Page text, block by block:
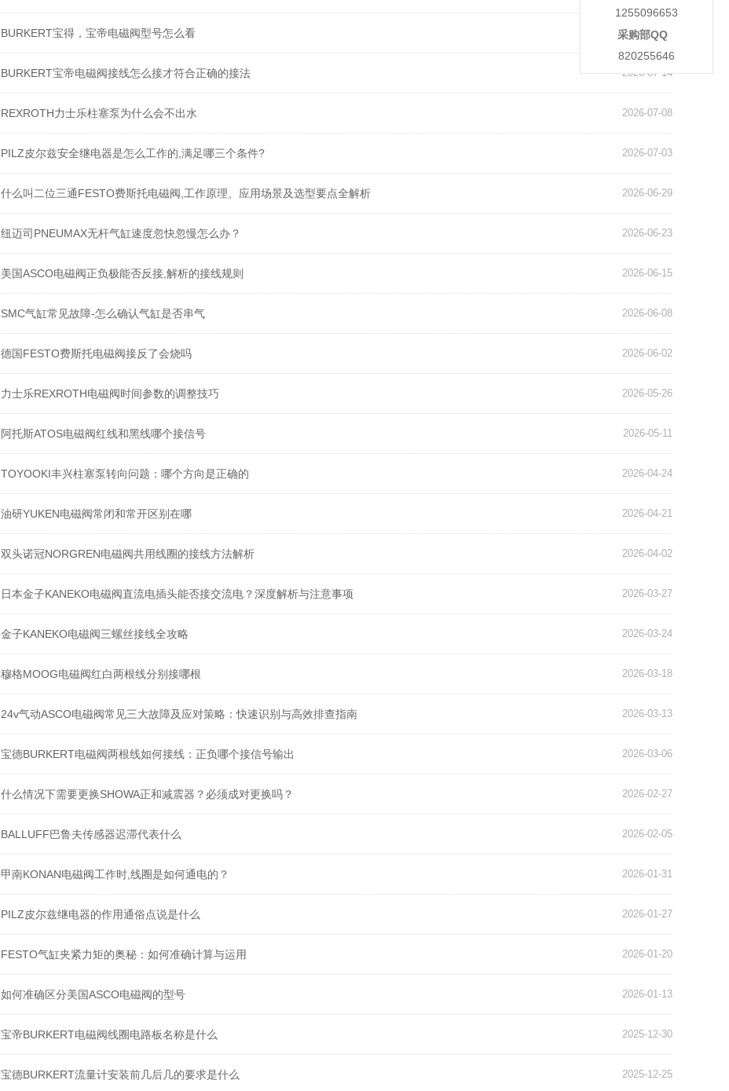
​BURKERT宝得，宝帝电磁阀型号怎么看 2026-07-23
BURKERT宝帝电磁阀接线怎么接才符合正确的接法 2026-07-14
REXROTH力士乐柱塞泵为什么会不出水 2026-07-08
PILZ皮尔兹安全继电器是怎么工作的,满足哪三个条件? 2026-07-03
什么叫二位三通FESTO费斯托电磁阀,工作原理、应用场景及选型要点全解析 2026-06-29
纽迈司PNEUMAX无杆气缸速度忽快忽慢怎么办？ 2026-06-23
美国ASCO电磁阀正负极能否反接,解析的接线规则 2026-06-15
SMC气缸常见故障-怎么确认气缸是否串气 2026-06-08
德国FESTO费斯托电磁阀接反了会烧吗 2026-06-02
力士乐REXROTH电磁阀时间参数的调整技巧 2026-05-26
阿托斯ATOS电磁阀红线和黑线哪个接信号 2026-05-11
TOYOOKI丰兴柱塞泵转向问题：哪个方向是正确的 2026-04-24
油研YUKEN电磁阀常闭和常开区别在哪 2026-04-21
双头诺冠NORGREN电磁阀共用线圈的接线方法解析 2026-04-02
日本金子KANEKO电磁阀直流电插头能否接交流电？深度解析与注意事项 2026-03-27
金子KANEKO电磁阀三螺丝接线全攻略 2026-03-24
穆格MOOG电磁阀红白两根线分别接哪根 2026-03-18
24v气动ASCO电磁阀常见三大故障及应对策略：快速识别与高效排查指南 2026-03-13
宝德BURKERT电磁阀两根线如何接线：正负哪个接信号输出 2026-03-06
什么情况下需要更换SHOWA正和减震器？必须成对更换吗？ 2026-02-27
BALLUFF巴鲁夫传感器迟滞代表什么 2026-02-05
甲南KONAN电磁阀工作时,线圈是如何通电的？ 2026-01-31
PILZ皮尔兹继电器的作用通俗点说是什么 2026-01-27
FESTO气缸夹紧力矩的奥秘：如何准确计算与运用 2026-01-20
如何准确区分美国ASCO电磁阀的型号 2026-01-13
宝帝BURKERT电磁阀线圈电路板名称是什么 2025-12-30
宝德BURKERT流量计安装前几后几的要求是什么 2025-12-25
1255096653
采购部QQ
820255646